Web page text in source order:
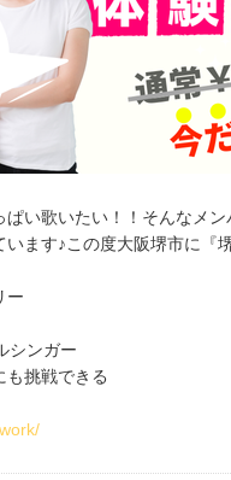
い歌いたい！！そんなメ
ます♪この度大阪堺市に
ー
シンガー
挑戦できる